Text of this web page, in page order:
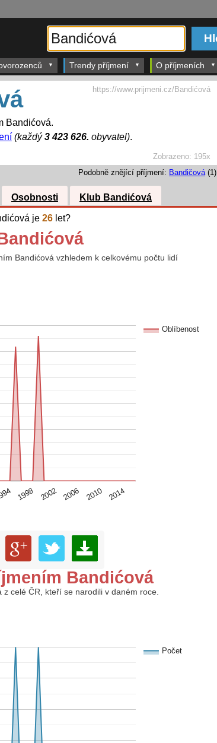
Trendy příjmení O příjmeních
Zobrazeno: 195x
Bandićová.
(každý3 423 626. obyvatel).
https://www.prijmeni.cz/Bandićová
Podobně znějící příjmení: Bandičová(1)
Osobnosti
Klub Bandićová
je 26let?
Bandićová vzhledem k celkovému počtu lidí
Oblíbenost
1998 2002 2006 2010 2014
Bandićová
celé ČR, kteří se narodili v daném roce.
Počet